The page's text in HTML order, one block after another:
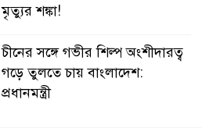
মৃত্যুর শঙ্কা!
চীনের সঙ্গে গভীর শিল্প অংশীদারত্ব
গড়ে তুলতে চায় বাংলাদেশ:
প্রধানমন্ত্রী